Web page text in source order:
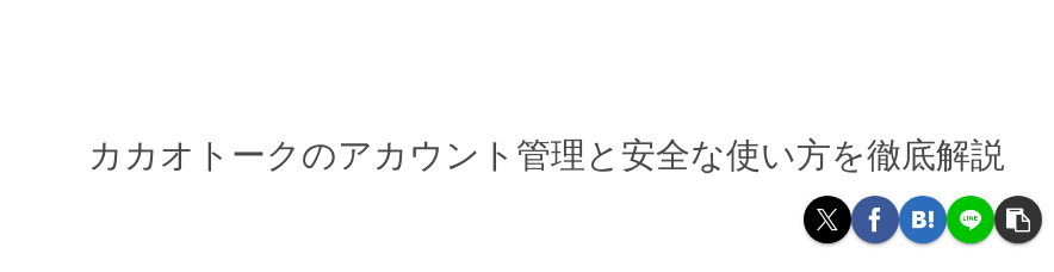
カカオトークのアカウント管理と安全な使い方を徹底解説